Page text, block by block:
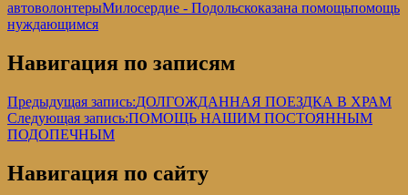
автоволонтерыМилосердие - Подольскоказана помощьпомощь
нуждающимся
Навигация по записям
Предыдущая запись:ДОЛГОЖДАННАЯ ПОЕЗДКА В ХРАМ
Следующая запись:ПОМОЩЬ НАШИМ ПОСТОЯННЫМ
ПОДОПЕЧНЫМ
Навигация по сайту